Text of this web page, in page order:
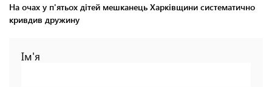
На очах у п'ятьох дітей мешканець Харківщини систематично
кривдив дружину
Ім'я